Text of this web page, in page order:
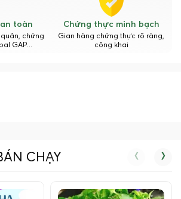
toàn
chứng
GAP...
Chứng thực minh bạch
Gian hàng chứng thực rõ ràng,
công khai
CHẠY ‹ ›